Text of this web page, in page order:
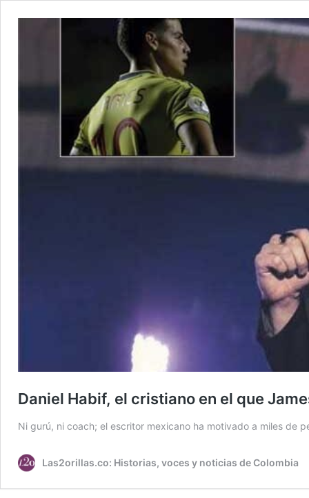
Daniel Habif, el cristiano en el que
Ni gurú, ni coach; el escritor mexicano ha motivado a miles de
Las2orillas.co: Historias, voces y noticias de Colombia